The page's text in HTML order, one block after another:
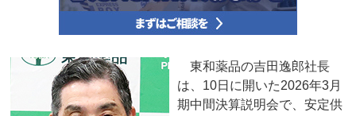
東和薬品の吉田逸郎社長
は、10日に開いた2026年3月
期中間決算説明会で、安定供